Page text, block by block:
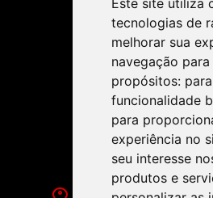
Este site utiliza
tecnologias de
melhorar sua
navegação
propósitos:
funcionalidade
para
experiência no
seu interesse
produtos e
SIGA-NOS NAS